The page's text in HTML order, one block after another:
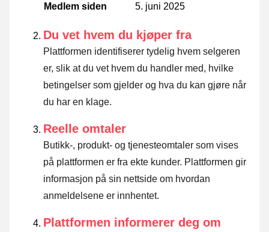
Medlem siden
5. juni 2025
Du vet hvem du kjøper fra
Plattformen identifiserer tydelig hvem selgeren
er, slik at du vet hvem du handler med, hvilke
betingelser som gjelder og hva du kan gjøre når
du har en klage.
Reelle omtaler
Butikk-, produkt- og tjenesteomtaler som vises
på plattformen er fra ekte kunder. Plattformen gir
informasjon på sin nettside om hvordan
anmeldelsene er innhentet.
Plattformen informerer deg om